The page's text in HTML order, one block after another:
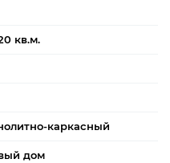
кв.м.
каркасный
дом